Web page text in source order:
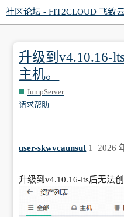
社区论坛 - FIT2CLOUD 飞致
升级到v4.10.16-
主机。
JumpServer
请求帮助
user-skwvcaunsut 2026
1
升级到v4.10.16-lts后无法